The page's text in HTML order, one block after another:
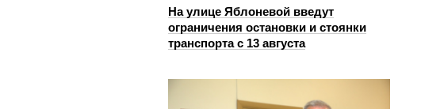
На улице Яблоневой введут
ограничения остановки и стоянки
транспорта с 13 августа